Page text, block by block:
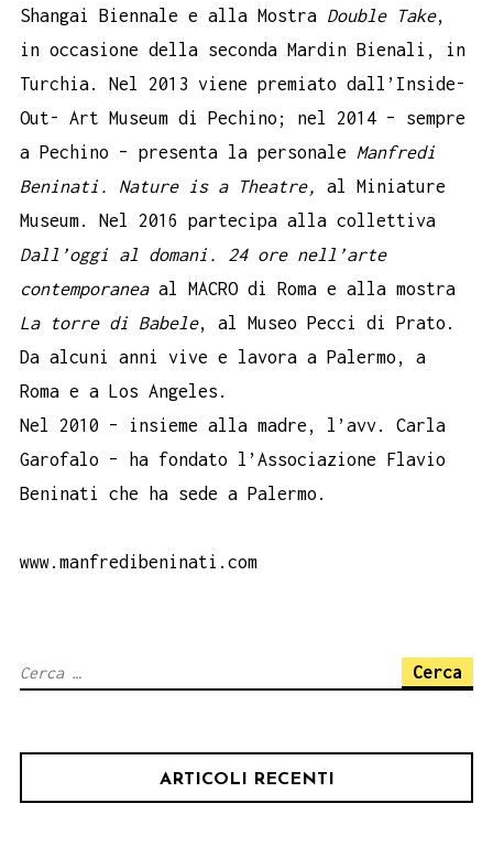
Shangai Biennale e alla Mostra Double Take,
in occasione della seconda Mardin Bienali, in
Turchia. Nel 2013 viene premiato dall’Inside-
Out- Art Museum di Pechino; nel 2014 – sempre
a Pechino – presenta la personale Manfredi
Beninati. Nature is a Theatre, al Miniature
Museum. Nel 2016 partecipa alla collettiva
Dall’oggi al domani. 24 ore nell’arte
contemporaneaal MACRO di Roma e alla mostra
La torre di Babele, al Museo Pecci di Prato.
Da alcuni anni vive e lavora a Palermo, a
Roma e a Los Angeles.
Nel 2010 – insieme alla madre, l’avv. Carla
Garofalo – ha fondato l’Associazione Flavio
Beninati che ha sede a Palermo.
www.manfredibeninati.com
Ricerca
ARTICOLI RECENTI